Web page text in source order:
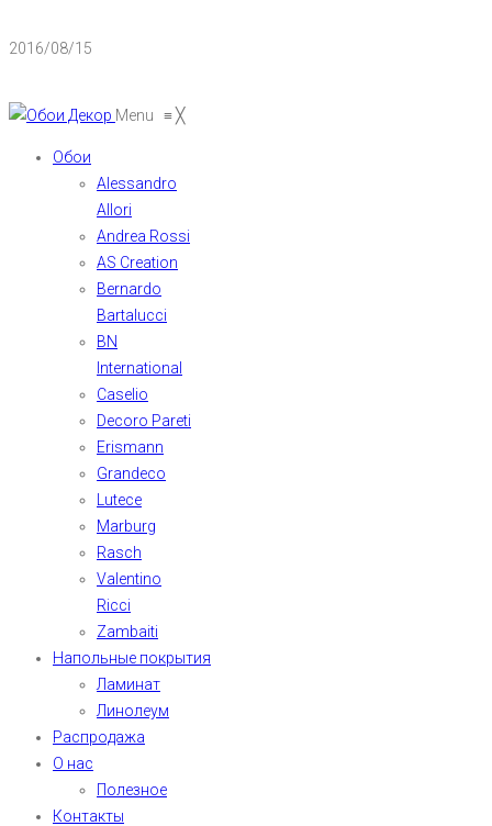
2016/08/15
Menu ≡╳
Обои
Alessandro
Allori
Andrea Rossi
AS Creation
Bernardo
Bartalucci
BN
International
Caselio
Decoro Pareti
Erismann
Grandeco
Lutece
Marburg
Rasch
Valentino
Ricci
Zambaiti
Напольные покрытия
Ламинат
Линолеум
Распродажа
О нас
Полезное
Контакты